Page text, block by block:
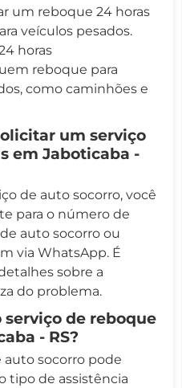
um reboque 24 horas
veículos pesados.
horas
reboque para
como caminhões e
um serviço
em Jaboticaba -
de auto socorro, você
para o número de
auto socorro ou
via WhatsApp. É
sobre a
do problema.
serviço de reboque
- RS?
auto socorro pode
tipo de assistência